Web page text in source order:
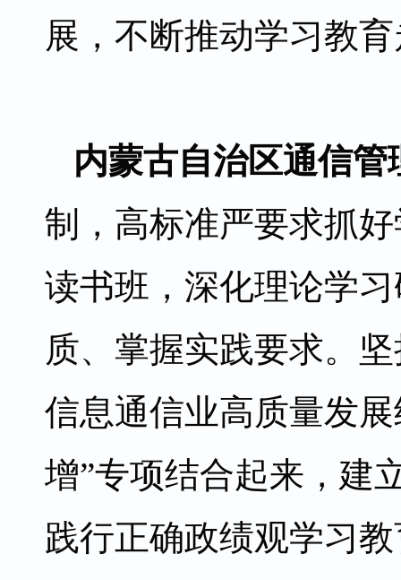
展，不断推动学习教
内蒙古自治区通信管
制，高标准严要求抓
读书班，深化理论学
质、掌握实践要求。
信息通信业高质量发
增”专项结合起来，建
践行正确政绩观学习